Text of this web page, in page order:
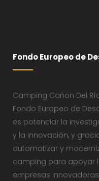
Fondo Europeo de
Camping Cañon Del
Fondo Europeo de
es potenciar la
y la innovación, y
automatizar y
camping para apoyar
empresas